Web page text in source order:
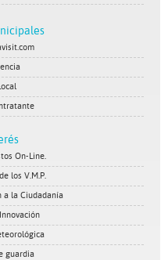
On-Line.
los V.M.P.
a la Ciudadanía
guardia